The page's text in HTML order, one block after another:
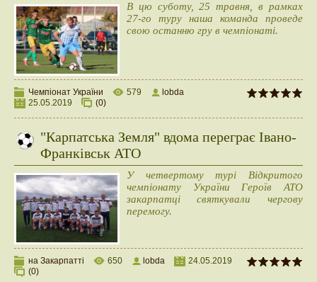
В цю суботу, 25 травня, в рамках
27-го туру наша команда проведе
свою останню гру в чемпіонаті.
Чемпіонат України 579
lobda
25.05.2019
(0)
"Карпатська Земля" вдома переграє Івано-
Франківськ АТО
У четвертому турі Відкритого
чемпіонату України Героїв АТО
закарпатці святкували чергову
перемогу.
на Закарпатті 650 lobda
24.05.2019
(0)